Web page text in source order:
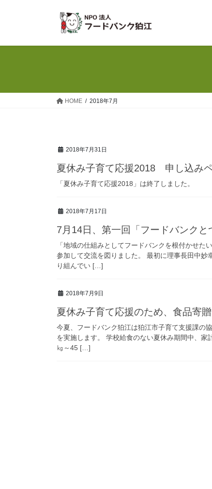
HOME 2018年7月
2018年7月31日
夏休み子育て応援2018 申し込み
「夏休み子育て応援2018」は終了しました。
2018年7月17日
7月14日、第一回「フードバンクと
「地域の仕組みとしてフードバンクを根付かせ
参加して交流を図りました。 最初に理事長田中
り組んでい […]
2018年7月9日
夏休み子育て応援のため、食品寄贈
今夏、フードバンク狛江は狛江市子育て支援課の
を実施します。 学校給食のない夏休み期間中、
㎏～45 […]